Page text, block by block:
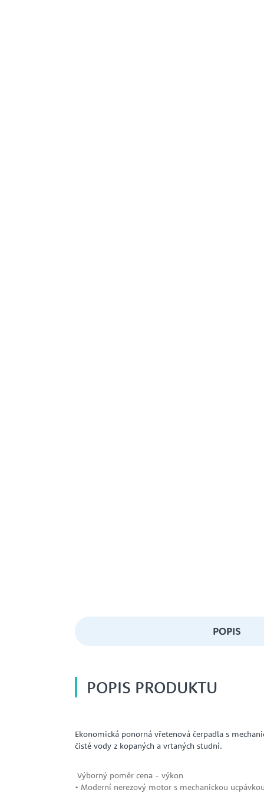
POPIS
POPIS PRODUKTU
Ekonomická ponorná vřetenová čerpadla s
čisté vody z kopaných a vrtaných studní.
Výborný poměr cena - výkon
• Moderní nerezový motor s mechanickou